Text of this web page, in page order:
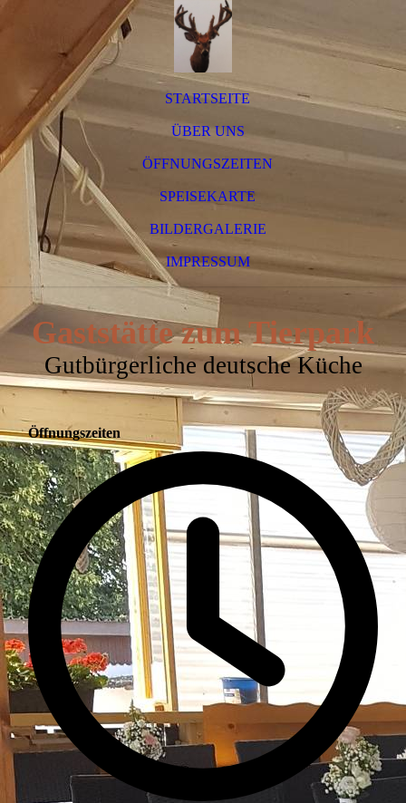
STARTSEITE
ÜBER UNS
ÖFFNUNGSZEITEN
SPEISEKARTE
BILDERGALERIE
IMPRESSUM
Gaststätte zum Tierpark
Gutbürgerliche deutsche Küche
Öffnungszeiten